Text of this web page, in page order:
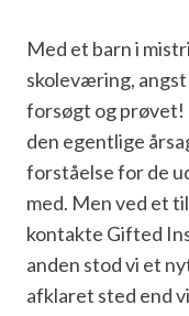
Med et barn i
skoleværing,
forsøgt og prøvet!
den egentlige
forståelse for de
med. Men ved et
kontakte Gifted
anden stod vi et
afklaret sted end